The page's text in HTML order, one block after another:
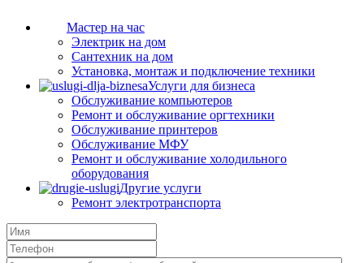
Мастер на час
Электрик на дом
Сантехник на дом
Установка, монтаж и подключение техники
Услуги для бизнеса
Обслуживание компьютеров
Ремонт и обслуживание оргтехники
Обслуживание принтеров
Обслуживание МФУ
Ремонт и обслуживание холодильного
оборудования
Другие услуги
Ремонт электротранспорта